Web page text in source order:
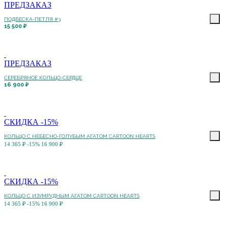
ПРЕДЗАКАЗ
ПОДВЕСКА-ПЕТЛЯ #3
15 500 ₽
ПРЕДЗАКАЗ
СЕРЕБРЯНОЕ КОЛЬЦО-СЕРДЦЕ
16 900 ₽
СКИДКА -15%
КОЛЬЦО C НЕБЕСНО-ГОЛУБЫМ АГАТОМ CARTOON HEARTS
14 365 ₽ -15% 16 900 ₽
СКИДКА -15%
КОЛЬЦО C ИЗУМРУДНЫМ АГАТОМ CARTOON HEARTS
14 365 ₽ -15% 16 900 ₽